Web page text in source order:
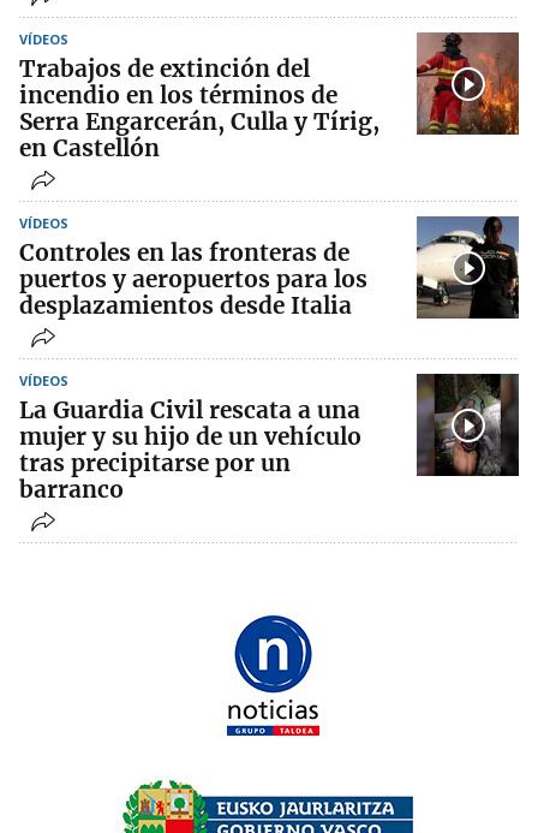
VÍDEOS
Trabajos de extinción del
incendio en los términos de
Serra Engarcerán, Culla y Tírig,
en Castellón
VÍDEOS
Controles en las fronteras de
puertos y aeropuertos para los
desplazamientos desde Italia
VÍDEOS
La Guardia Civil rescata a una
mujer y su hijo de un vehículo
tras precipitarse por un
barranco